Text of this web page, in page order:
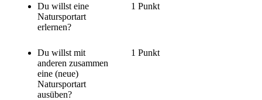
Du willst eine
Natursportart
erlernen?
1 Punkt
Du willst mit
anderen zusammen
eine (neue)
Natursportart
ausüben?
1 Punkt